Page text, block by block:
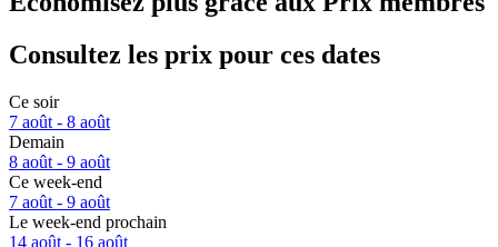
Consultez les prix pour ces dates
Ce soir
7 août - 8 août
Demain
8 août - 9 août
Ce week-end
7 août - 9 août
Le week-end prochain
14 août - 16 août